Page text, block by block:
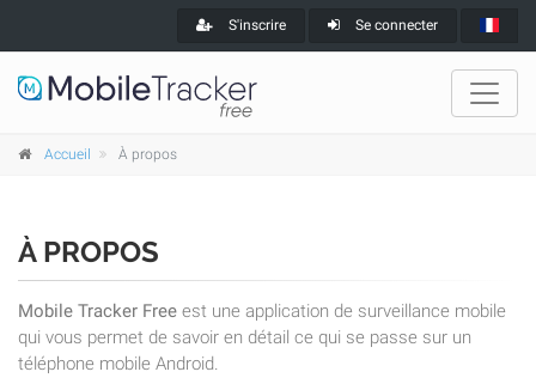
S'inscrire Se connecter
Accueil À propos
À PROPOS
Mobile Tracker Free est une application de surveillance mobile
qui vous permet de savoir en détail ce qui se passe sur un
téléphone mobile Android.